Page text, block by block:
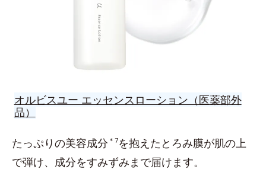
オルビスユー エッセンスローション（医薬部外
品）
たっぷりの美容成分 ＊7を抱えたとろみ膜が肌の上
で弾け、成分をすみずみまで届けます。